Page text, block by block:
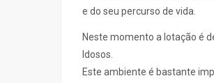
e do seu percurso de vida.
Neste momento a lotação é
Idosos.
Este ambiente é bastante